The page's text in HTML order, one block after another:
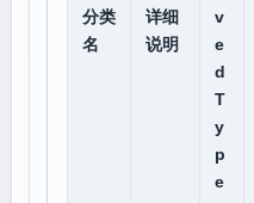
分类
名
详细
说明
v
e
d
T
y
p
e